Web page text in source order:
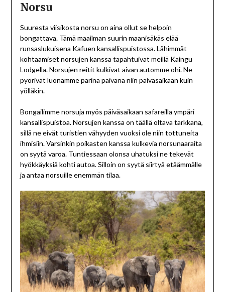
Norsu
Suuresta viisikosta norsu on aina ollut se helpoin
bongattava. Tämä maailman suurin maanisäkäs elää
runsaslukuisena Kafuen kansallispuistossa. Lähimmät
kohtaamiset norsujen kanssa tapahtuivat meillä Kaingu
Lodgella. Norsujen reitit kulkivat aivan automme ohi. Ne
pyörivät luonamme parina päivänä niin päiväsaikaan kuin
yölläkin.
Bongailimme norsuja myös päiväsaikaan safareilla ympäri
kansallispuistoa. Norsujen kanssa on täällä oltava tarkkana,
sillä ne eivät turistien vähyyden vuoksi ole niin tottuneita
ihmisiin. Varsinkin poikasten kanssa kulkevia norsunaaraita
on syytä varoa. Tuntiessaan olonsa uhatuksi ne tekevät
hyökkäyksiä kohti autoa. Silloin on syytä siirtyä etäämmälle
ja antaa norsuille enemmän tilaa.